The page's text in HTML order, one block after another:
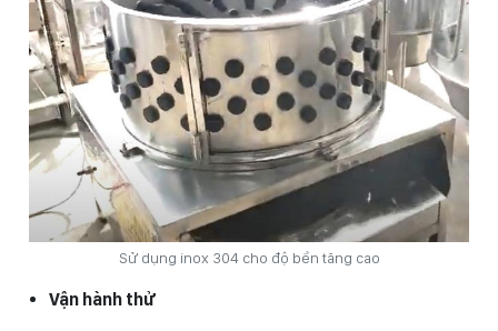
Sử dụng inox 304 cho độ bền tăng cao
Vận hành thử